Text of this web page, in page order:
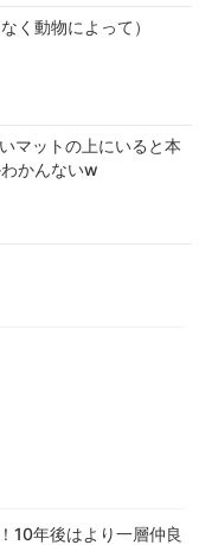
く動物によって）
マットの上にいると本
かんないw
10年後はより一層仲良